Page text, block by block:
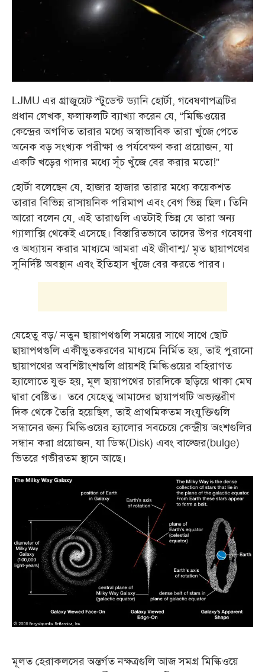
LJMU এর গ্রাজুয়েট স্টুডেন্ট ড্যানি হোর্টা, গবেষণাপত্রটির
প্রধান লেখক, ফলাফলটি ব্যাখ্যা করেন যে, “মিল্কিওয়ের
কেন্দ্রের অগণিত তারার মধ্যে অস্বাভাবিক তারা খুঁজে পেতে
অনেক বড় সংখ্যক পরীক্ষা ও পর্যবেক্ষণ করা প্রয়োজন, যা
একটি খড়ের গাদার মধ্যে সূঁচ খুঁজে বের করার মতো!”
হোর্টা বলেছেন যে, হাজার হাজার তারার মধ্যে কয়েকশত
তারার বিভিন্ন রাসায়নিক পরিমাপ এবং বেগ ভিন্ন ছিল। তিনি
আরো বলেন যে, এই তারাগুলি এতটাই ভিন্ন যে তারা অন্য
গ্যালাক্সি থেকেই এসেছে। বিস্তারিতভাবে তাদের উপর গবেষণা
ও অধ্যায়ন করার মাধ্যমে আমরা এই জীবাশ্ম/ মৃত ছায়াপথের
সুনির্দিষ্ট অবস্থান এবং ইতিহাস খুঁজে বের করতে পারব।
যেহেতু বড়/ নতুন ছায়াপথগুলি সময়ের সাথে সাথে ছোট
ছায়াপথগুলি একীভুতকরণের মাধ্যমে নির্মিত হয়, তাই পুরানো
ছায়াপথের অবশিষ্টাংশগুলি প্রায়শই মিল্কিওয়ের বহিরাগত
হ্যালোতে যুক্ত হয়, মূল ছায়াপথের চারদিকে ছড়িয়ে থাকা মেঘ
দ্বারা বেষ্টিত। তবে যেহেতু আমাদের ছায়াপথটি অভ্যন্তরীণ
দিক থেকে তৈরি হয়েছিল, তাই প্রাথমিকতম সংযুক্তিগুলি
সন্ধানের জন্য মিল্কিওয়ের হ্যালোর সবচেয়ে কেন্দ্রীয় অংশগুলির
সন্ধান করা প্রয়োজন, যা ডিস্ক(Disk) এবং বাল্জের(bulge)
ভিতরে গভীরতম স্থানে আছে।
মূলত হেরাকলসের অন্তর্গত নক্ষত্রগুলি আজ সমগ্র মিল্কিওয়ে